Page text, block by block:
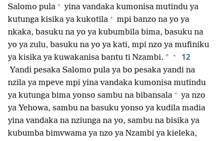
Salomo pula + yina vandaka kumonisa mutindu ya
kutunga kisika ya kukotila + mpi banzo na yo ya
nkaka, basuku na yo ya kubumbila bima, basuku na
yo ya zulu, basuku na yo ya kati, mpi nzo ya mufiniku
ya kisika ya kuwakanisa bantu ti Nzambi. * + 12
Yandi pesaka Salomo pula ya bo pesaka yandi na
nzila ya mpeve mpi yina vandaka kumonisa mutindu
ya kutunga bima yonso sambu na bibansala + ya nzo
ya Yehowa, sambu na basuku yonso ya kudila madia
yina vandaka na nziunga na yo, sambu na bisika ya
kubumba bimvwama ya nzo ya Nzambi ya kieleka,